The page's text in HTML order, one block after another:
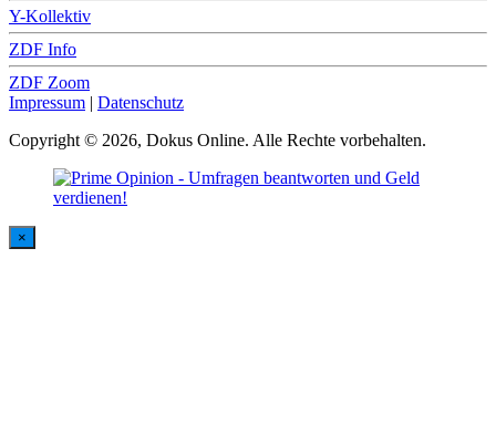
Y-Kollektiv
ZDF Info
ZDF Zoom
Impressum | Datenschutz
Copyright © 2026, Dokus Online. Alle Rechte vorbehalten.
×